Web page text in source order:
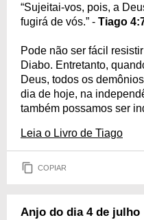
“Sujeitai-vos, pois, a
fugirá de vós.” - Tiago
Pode não ser fácil
Diabo. Entretanto,
Deus, todos os
dia de hoje, na
também possamos ser
Leia o Livro de Tiago
COPIAR
Anjo do dia 4 de julho